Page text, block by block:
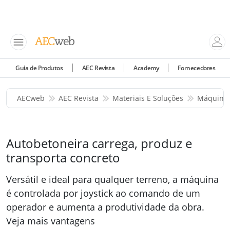
Guia de Produtos AEC Revista Academy Fornecedores
AECweb AEC Revista Materiais E Soluções
Autobetoneira carrega, produz e
transporta concreto
Versátil e ideal para qualquer terreno, a máquina
é controlada por joystick ao comando de um
operador e aumenta a produtividade da obra.
Veja mais vantagens